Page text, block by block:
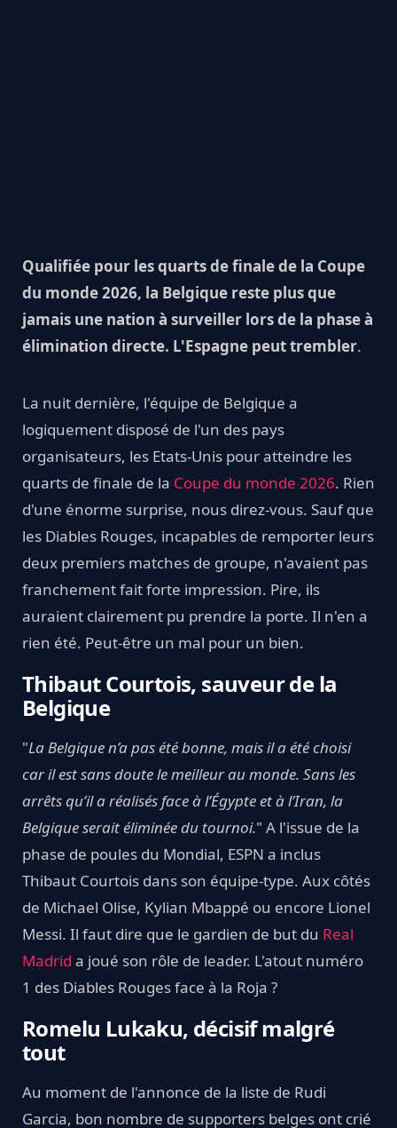
Qualifiée pour les quarts de finale de la Coupe
du monde 2026, la Belgique reste plus que
jamais une nation à surveiller lors de la phase à
élimination directe. L'Espagne peut trembler.
La nuit dernière, l'équipe de Belgique a
logiquement disposé de l'un des pays
organisateurs, les Etats-Unis pour atteindre les
quarts de finale de la Coupe du monde 2026. Rien
d'une énorme surprise, nous direz-vous. Sauf que
les Diables Rouges, incapables de remporter leurs
deux premiers matches de groupe, n'avaient pas
franchement fait forte impression. Pire, ils
auraient clairement pu prendre la porte. Il n'en a
rien été. Peut-être un mal pour un bien.
Thibaut Courtois, sauveur de la
Belgique
"La Belgique n’a pas été bonne, mais il a été choisi
car il est sans doute le meilleur au monde. Sans les
arrêts qu’il a réalisés face à l’Égypte et à l’Iran, la
Belgique serait éliminée du tournoi." A l'issue de la
phase de poules du Mondial, ESPN a inclus
Thibaut Courtois dans son équipe-type. Aux côtés
de Michael Olise, Kylian Mbappé ou encore Lionel
Messi. Il faut dire que le gardien de but du Real
Madrid a joué son rôle de leader. L'atout numéro
1 des Diables Rouges face à la Roja ?
Romelu Lukaku, décisif malgré
tout
Au moment de l'annonce de la liste de Rudi
Garcia, bon nombre de supporters belges ont crié